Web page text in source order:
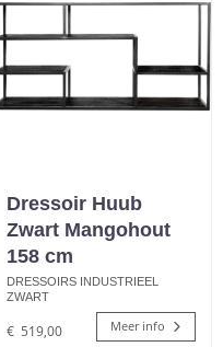
Dressoir Huub
Zwart Mangohout
158 cm
DRESSOIRS INDUSTRIEEL
ZWART
€ 519,00 Meer info